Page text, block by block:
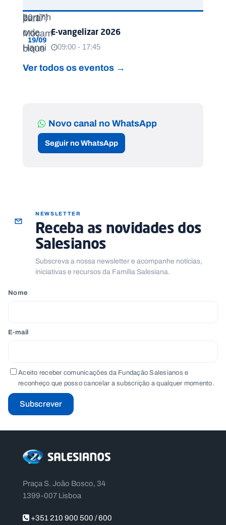
19/09
E-vangelizar 2026
09:00 - 17:45
Ver todos os eventos →
Novo canal no WhatsApp
Seguir no WhatsApp
NEWSLETTER
Receba as novidades dos
Salesianos
Subscreva a nossa newsletter e acompanhe notícias,
iniciativas e recursos da Família Salesiana.
Nome
E-mail
Aceito receber comunicações da Fundação Salesianos e
reconheço que posso cancelar a subscrição a qualquer momento.
Subscrever
Praça S. João Bosco, 34
1399-007 Lisboa
+351 210 900 500 / 600